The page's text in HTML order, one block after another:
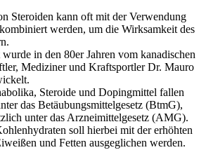
Steroiden kann oft mit der Verwendung
werden, um die Wirksamkeit des
in den 80er Jahren vom kanadischen
Mediziner und Kraftsportler Dr. Mauro
Steroide und Dopingmittel fallen
das Betäubungsmittelgesetz (BtmG),
unter das Arzneimittelgesetz (AMG).
soll hierbei mit der erhöhten
und Fetten ausgeglichen werden.